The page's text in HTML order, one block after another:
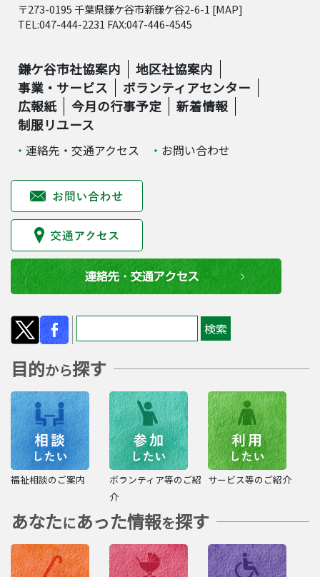
〒273-0195 千葉県鎌ケ谷市新鎌ケ谷2-6-1 [MAP]
TEL:047-444-2231 FAX:047-446-4545
鎌ケ谷市社協案内
地区社協案内
事業・サービス
ボランティアセンター
広報紙
今月の行事予定
新着情報
制服リユース
連絡先・交通アクセス お問い合わせ
目的から探す
福祉相談のご案内
ボランティア等のご紹
介
サービス等のご紹介
あなたにあった情報を探す